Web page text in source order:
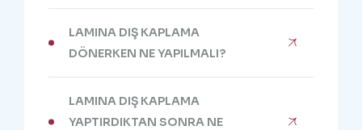
LAMINA DIŞ KAPLAMA
DÖNERKEN NE YAPILMALI?
LAMINA DIŞ KAPLAMA
YAPTIRDIKTAN SONRA NE